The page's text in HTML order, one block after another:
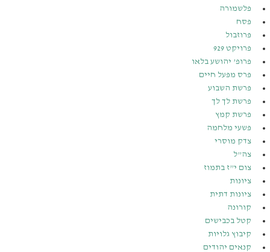
פלשמורה
פסח
פרוזבול
פרויקט 929
פרופ’ יהושע בלאו
פרס מפעל חיים
פרשת השבוע
פרשת לך לך
פרשת קמץ
פשעי מלחמה
צדק מוסרי
צה”ל
צום י”ז בתמוז
ציונות
ציונות דתית
קורונה
קטל בכבישים
קיבוץ גלויות
קנאים יהודים